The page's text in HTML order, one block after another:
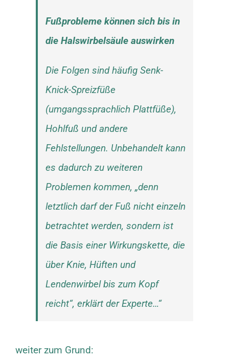
Fußprobleme können sich bis in
die Halswirbelsäule auswirken
Die Folgen sind häufig Senk-
Knick-Spreizfüße
(umgangssprachlich Plattfüße),
Hohlfuß und andere
Fehlstellungen. Unbehandelt kann
es dadurch zu weiteren
Problemen kommen, „denn
letztlich darf der Fuß nicht einzeln
betrachtet werden, sondern ist
die Basis einer Wirkungskette, die
über Knie, Hüften und
Lendenwirbel bis zum Kopf
reicht“, erklärt der Experte…“
weiter zum Grund: